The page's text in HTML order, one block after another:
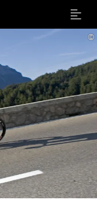
Menu
©